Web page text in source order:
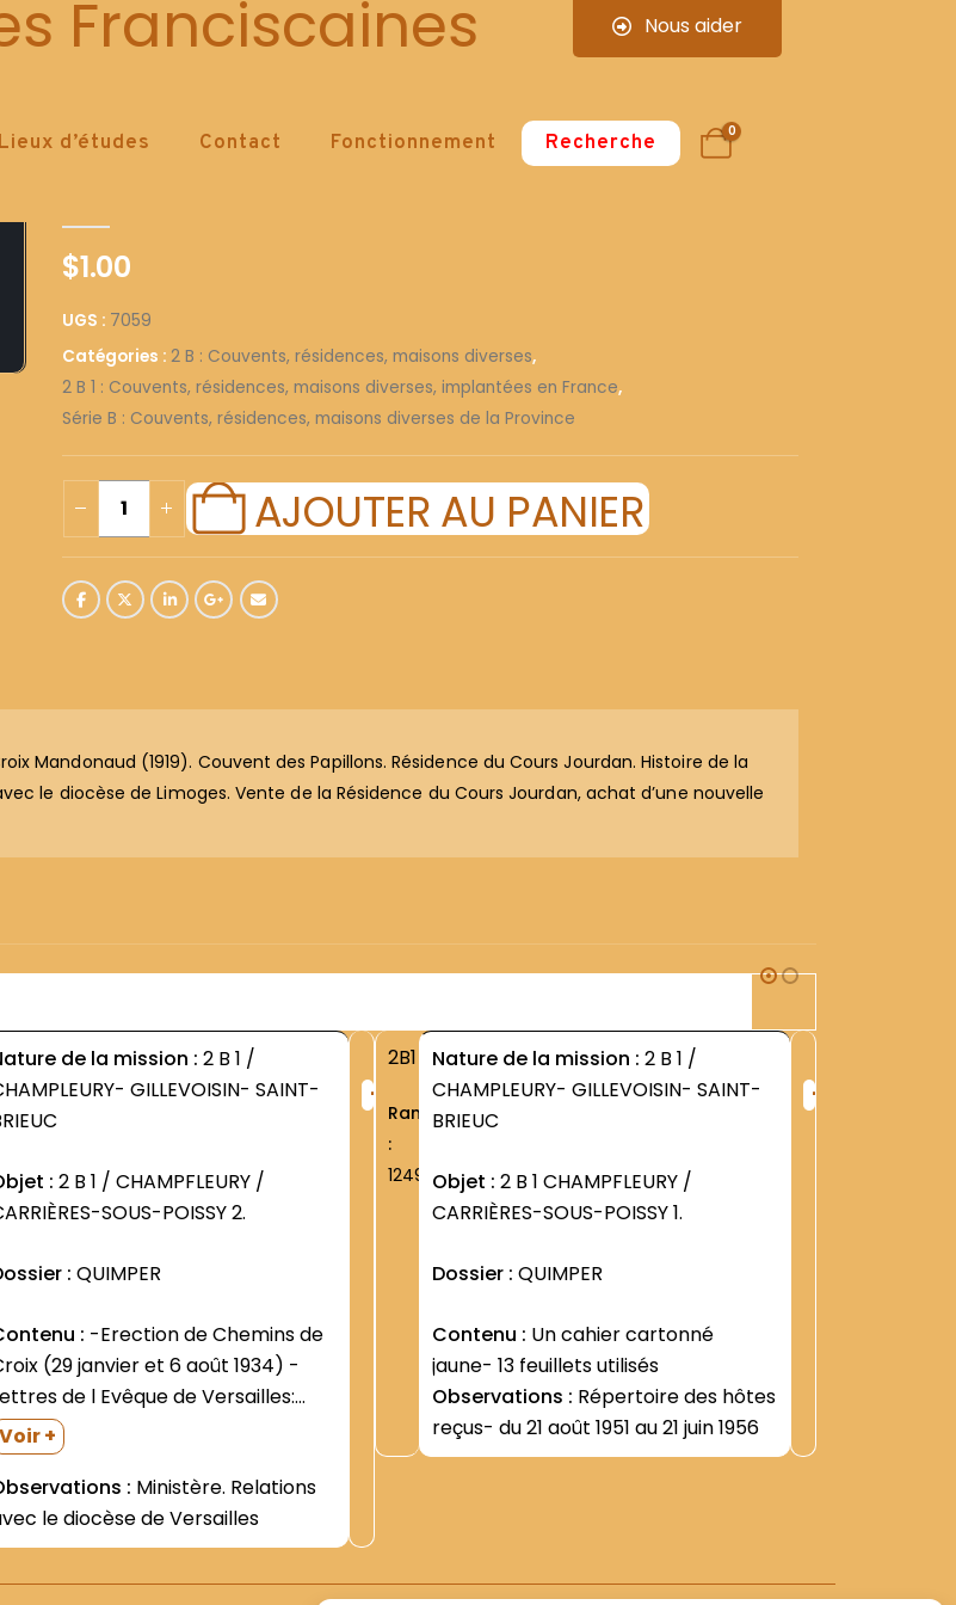
Franciscaines Nous aider
Lieux d’études Contact Fonctionnement Recherche 0
7059
$1.00
UGS : 7059
Catégories : 2 B : Couvents, résidences, maisons diverses,
2 B 1 : Couvents, résidences, maisons diverses, implantées en France,
Série B : Couvents, résidences, maisons diverses de la Province
AJOUTER AU PANIER
Mandonaud (1919). Couvent des Papillons. Résidence du Cours Jourdan. Histoire de la
le diocèse de Limoges. Vente de la Résidence du Cours Jourdan, achat d’une nouvelle
de la mission : 2 B 1 /
GILLEVOISIN- SAINT-
: 2 B 1 / CHAMPFLEURY /
SOUS-POISSY 2.
: QUIMPER
:
(29 janvier et 6 août 1934) -
de l Evêque de Versailles:
de contact avec les
ordination de clercs
concession de pouvoirs
1938- 1940- 1948) -Dossier de
relatif aux...
Voir +
: Ministère. Relations
le diocèse de Versailles
+
2B1
Rang
:
1249
Nature de la mission : 2 B 1 /
CHAMPLEURY- GILLEVOISIN- SAINT-
BRIEUC
Objet : 2 B 1 CHAMPFLEURY /
CARRIÈRES-SOUS-POISSY 1.
Dossier : QUIMPER
Contenu :
jaune- 13 feuillets utilisés
Observations : Répertoire des hôtes
reçus- du 21 août 1951 au 21 juin 1956
+